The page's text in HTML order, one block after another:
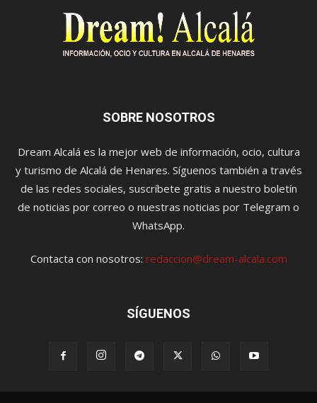
SOBRE NOSOTROS
Dream Alcalá es la mejor web de información, ocio, cultura
y turismo de Alcalá de Henares. Síguenos también a través
de las redes sociales, suscríbete gratis a nuestro boletín
de noticias por correo o nuestras noticias por Telegram o
WhatsApp.
Contacta con nosotros: redaccion@dream-alcala.com
SÍGUENOS